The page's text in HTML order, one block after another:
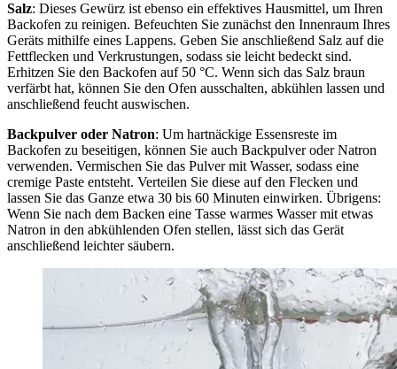
Salz: Dieses Gewürz ist ebenso ein effektives Hausmittel, um Ihren
Backofen zu reinigen. Befeuchten Sie zunächst den Innenraum Ihres
Geräts mithilfe eines Lappens. Geben Sie anschließend Salz auf die
Fettflecken und Verkrustungen, sodass sie leicht bedeckt sind.
Erhitzen Sie den Backofen auf 50 °C. Wenn sich das Salz braun
verfärbt hat, können Sie den Ofen ausschalten, abkühlen lassen und
anschließend feucht auswischen.
Backpulver oder Natron: Um hartnäckige Essensreste im
Backofen zu beseitigen, können Sie auch Backpulver oder Natron
verwenden. Vermischen Sie das Pulver mit Wasser, sodass eine
cremige Paste entsteht. Verteilen Sie diese auf den Flecken und
lassen Sie das Ganze etwa 30 bis 60 Minuten einwirken. Übrigens:
Wenn Sie nach dem Backen eine Tasse warmes Wasser mit etwas
Natron in den abkühlenden Ofen stellen, lässt sich das Gerät
anschließend leichter säubern.